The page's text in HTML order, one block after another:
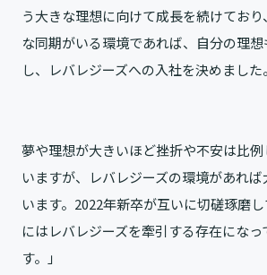
う大きな理想に向けて成長を続けてお
な同期がいる環境であれば、自分の理
し、レバレジーズへの入社を決めました。
夢や理想が大きいほど挫折や不安は比
いますが、レバレジーズの環境があれ
います。2022年新卒が互いに切磋琢磨
にはレバレジーズを牽引する存在にな
す。」